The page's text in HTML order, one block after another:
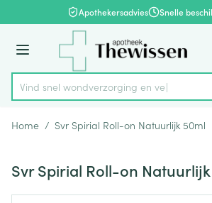
Ga naar de inhoudApothekersadvies Snelle
Menu
Product, merk, categorie...
Vind snel wondverzorgi
Home / Svr Spirial Roll-on Natuurlijk 50ml
Svr Spirial Roll-on